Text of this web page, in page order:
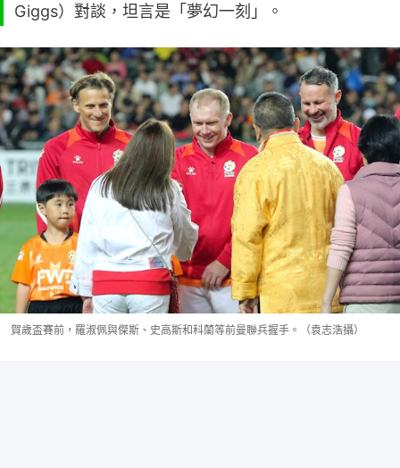
Giggs）對談，坦言是「夢幻一刻」。
賀歲盃賽前，羅淑佩與傑斯、史高斯和科蘭等前曼聯兵握手。（袁志浩攝）